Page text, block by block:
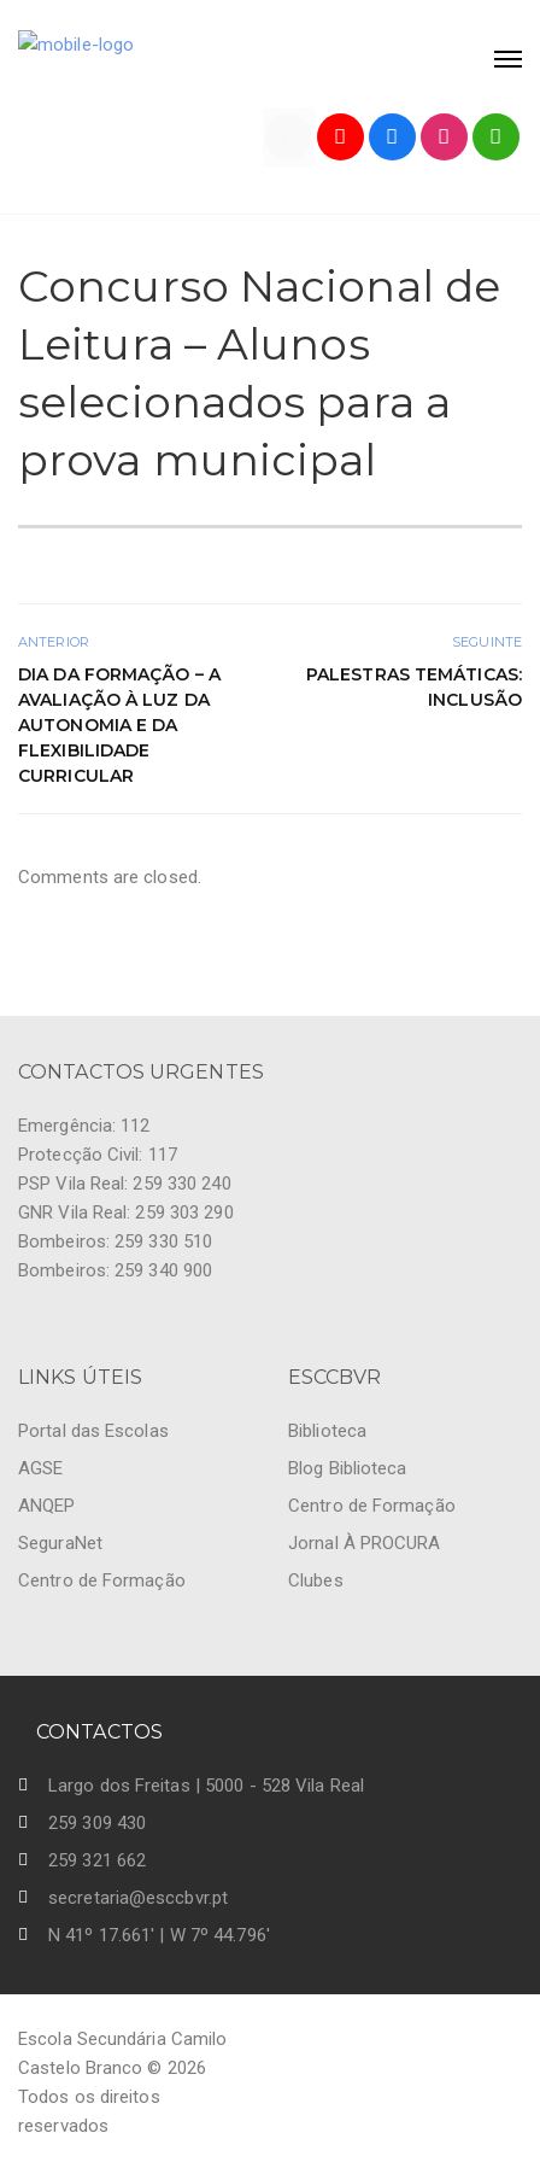
Concurso Nacional de
Leitura – Alunos
selecionados para a
prova municipal
ANTERIOR
DIA DA FORMAÇÃO – A
AVALIAÇÃO À LUZ DA
AUTONOMIA E DA
FLEXIBILIDADE
CURRICULAR
SEGUINTE
PALESTRAS TEMÁTICAS:
INCLUSÃO
Comments are closed.
CONTACTOS URGENTES
Emergência: 112
Protecção Civil: 117
PSP Vila Real: 259 330 240
GNR Vila Real: 259 303 290
Bombeiros: 259 330 510
Bombeiros: 259 340 900
LINKS ÚTEIS
Portal das Escolas
AGSE
ANQEP
SeguraNet
Centro de Formação
ESCCBVR
Biblioteca
Blog Biblioteca
Centro de Formação
Jornal À PROCURA
Clubes
CONTACTOS
Largo dos Freitas | 5000 - 528 Vila Real
259 309 430
259 321 662
secretaria@esccbvr.pt
N 41º 17.661' | W 7º 44.796'
Escola Secundária Camilo
Castelo Branco © 2026
Todos os direitos
reservados